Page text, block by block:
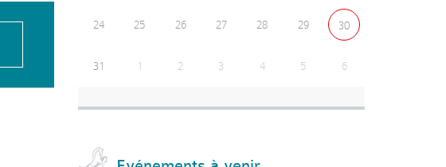
24 25 26 27 28 29 30
31 1 2 3 4 5 6